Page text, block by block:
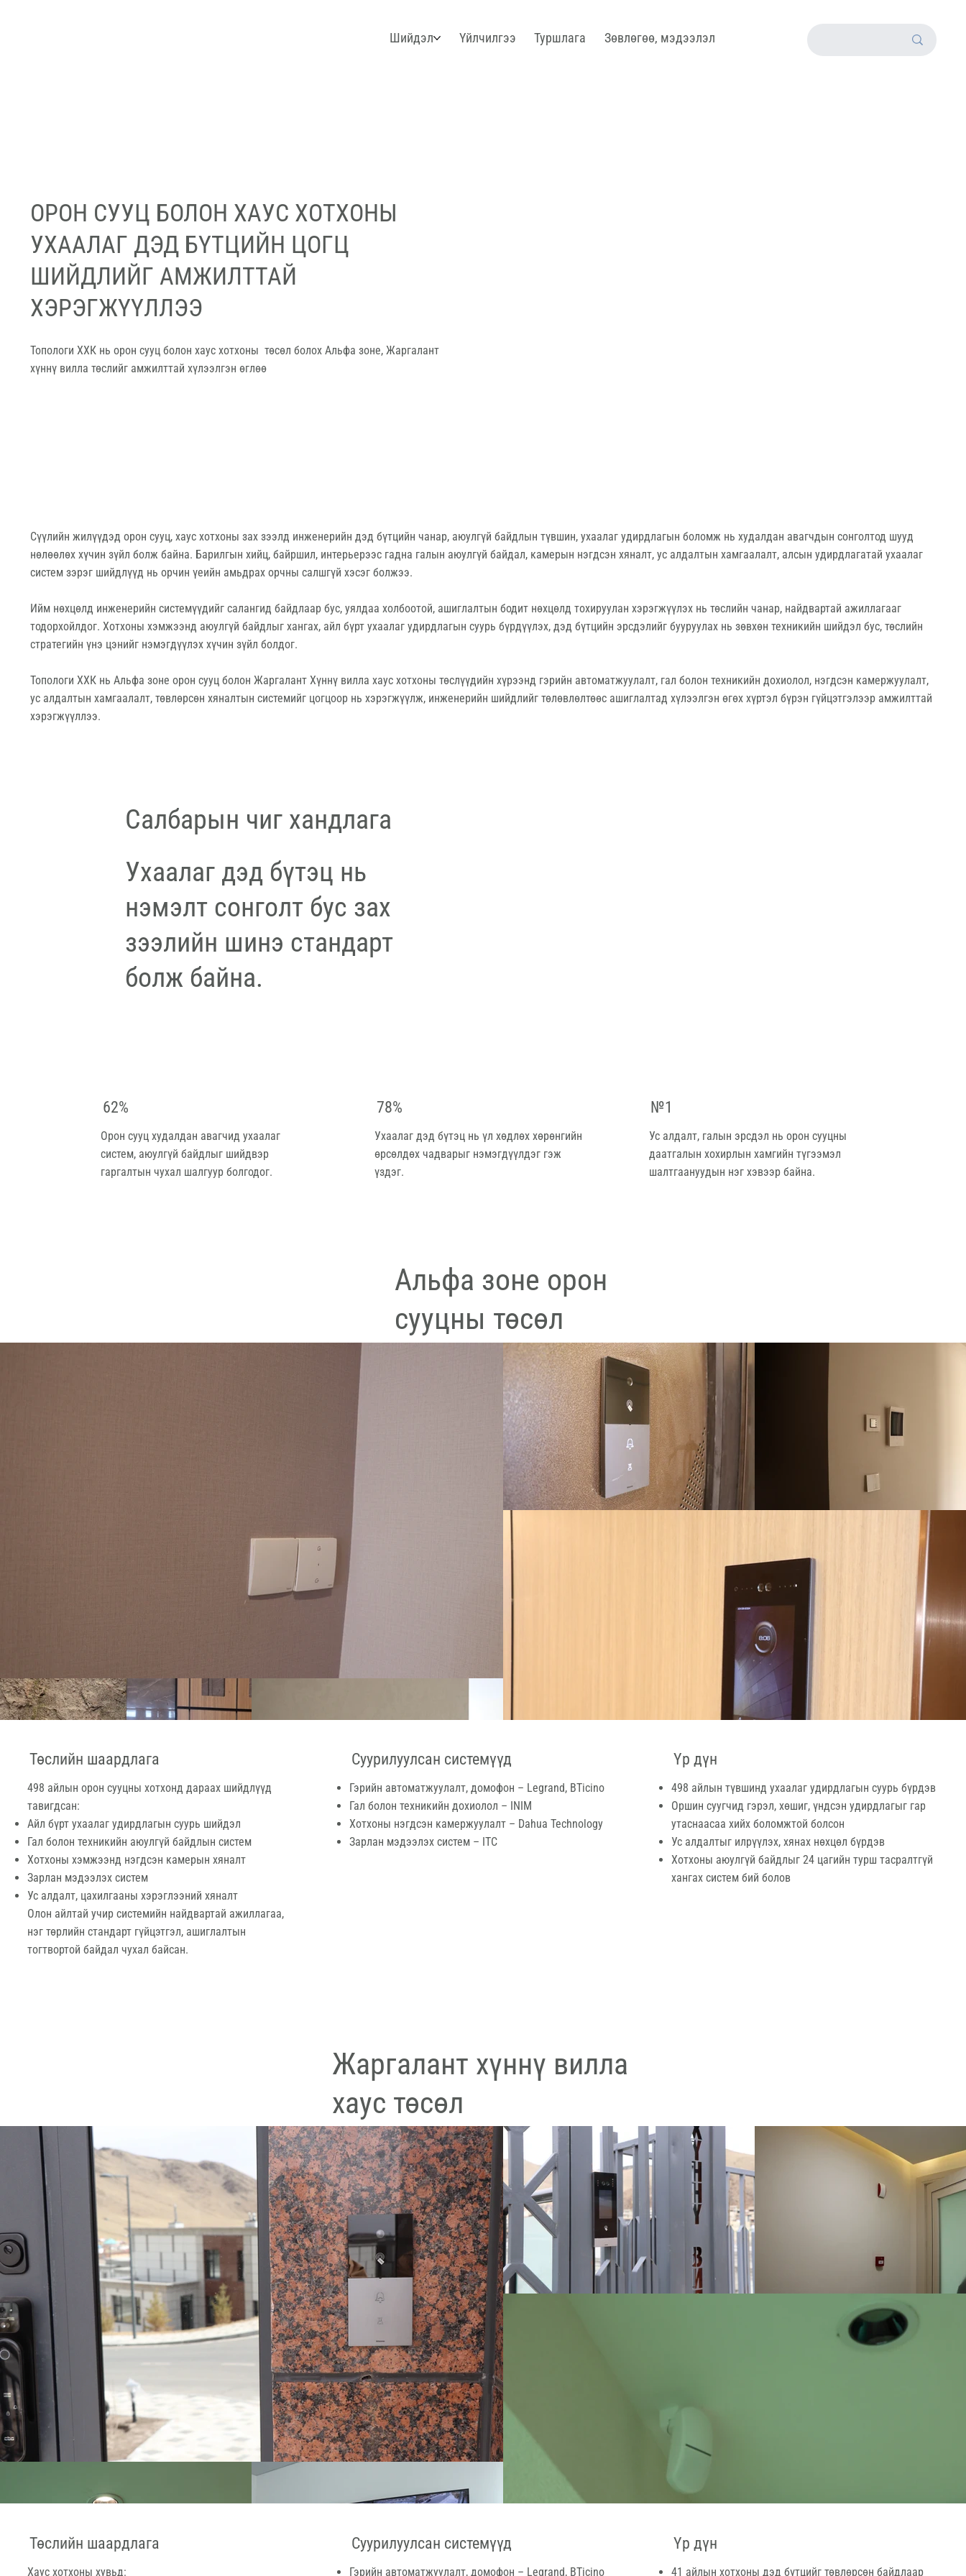
Шийдэл Үйлчилгээ Туршлага Зөвлөгөө, мэдээлэл
ОРОН СУУЦ БОЛОН ХАУС ХОТХОНЫ
УХААЛАГ ДЭД БҮТЦИЙН ЦОГЦ
ШИЙДЛИЙГ АМЖИЛТТАЙ
ХЭРЭГЖҮҮЛЛЭЭ
Топологи ХХК нь орон сууц болон хаус хотхоны төсөл болох Альфа зоне, Жаргалант
хүннү вилла төслийг амжилттай хүлээлгэн өглөө
Сүүлийн жилүүдэд орон сууц, хаус хотхоны зах зээлд инженерийн дэд бүтцийн чанар, аюулгүй байдлын түвшин, ухаалаг удирдлагын боломж нь худалдан авагчдын сонголтод шууд
нөлөөлөх хүчин зүйл болж байна. Барилгын хийц, байршил, интерьерээс гадна галын аюулгүй байдал, камерын нэгдсэн хяналт, ус алдалтын хамгаалалт, алсын удирдлагатай ухаалаг
систем зэрэг шийдлүүд нь орчин үеийн амьдрах орчны салшгүй хэсэг болжээ.
Ийм нөхцөлд инженерийн системүүдийг салангид байдлаар бус, уялдаа холбоотой, ашиглалтын бодит нөхцөлд тохируулан хэрэгжүүлэх нь төслийн чанар, найдвартай ажиллагааг
тодорхойлдог. Хотхоны хэмжээнд аюулгүй байдлыг хангах, айл бүрт ухаалаг удирдлагын суурь бүрдүүлэх, дэд бүтцийн эрсдэлийг бууруулах нь зөвхөн техникийн шийдэл бус, төслийн
стратегийн үнэ цэнийг нэмэгдүүлэх хүчин зүйл болдог.
Топологи ХХК нь Альфа зоне орон сууц болон Жаргалант Хүннү вилла хаус хотхоны төслүүдийн хүрээнд гэрийн автоматжуулалт, гал болон техникийн дохиолол, нэгдсэн камержуулалт,
ус алдалтын хамгаалалт, төвлөрсөн хяналтын системийг цогцоор нь хэрэгжүүлж, инженерийн шийдлийг төлөвлөлтөөс ашиглалтад хүлээлгэн өгөх хүртэл бүрэн гүйцэтгэлээр амжилттай
хэрэгжүүллээ.
Салбарын чиг хандлага
Ухаалаг дэд бүтэц нь
нэмэлт сонголт бус зах
зээлийн шинэ стандарт
болж байна.
62%
Орон сууц худалдан авагчид ухаалаг
систем, аюулгүй байдлыг шийдвэр
гаргалтын чухал шалгуур болгодог.
78%
Ухаалаг дэд бүтэц нь үл хөдлөх хөрөнгийн
өрсөлдөх чадварыг нэмэгдүүлдэг гэж
үздэг.
№1
Ус алдалт, галын эрсдэл нь орон сууцны
даатгалын хохирлын хамгийн түгээмэл
шалтгаануудын нэг хэвээр байна.
Альфа зоне орон
сууцны төсөл
Төслийн шаардлага
498 айлын орон сууцны хотхонд дараах шийдлүүд
тавигдсан:
Айл бүрт ухаалаг удирдлагын суурь шийдэл
Гал болон техникийн аюулгүй байдлын систем
Хотхоны хэмжээнд нэгдсэн камерын хяналт
Зарлан мэдээлэх систем
Ус алдалт, цахилгааны хэрэглээний хяналт
Олон айлтай учир системийн найдвартай ажиллагаа,
нэг төрлийн стандарт гүйцэтгэл, ашиглалтын
тогтвортой байдал чухал байсан.
Суурилуулсан системүүд
Гэрийн автоматжуулалт, домофон – Legrand, BTicino
Гал болон техникийн дохиолол – INIM
Хотхоны нэгдсэн камержуулалт – Dahua Technology
Зарлан мэдээлэх систем – ITC
Үр дүн
498 айлын түвшинд ухаалаг удирдлагын суурь бүрдэв
Оршин суугчид гэрэл, хөшиг, үндсэн удирдлагыг гар
утаснаасаа хийх боломжтой болсон
Ус алдалтыг илрүүлэх, хянах нөхцөл бүрдэв
Хотхоны аюулгүй байдлыг 24 цагийн турш тасралтгүй
хангах систем бий болов
Жаргалант хүннү вилла
хаус төсөл
Төслийн шаардлага
Хаус хотхоны хувьд:
Суурилуулсан системүүд
Гэрийн автоматжуулалт, домофон – Legrand, BTicino
Үр дүн
41 айлын хотхоны дэд бүтцийг төвлөрсөн байдлаар